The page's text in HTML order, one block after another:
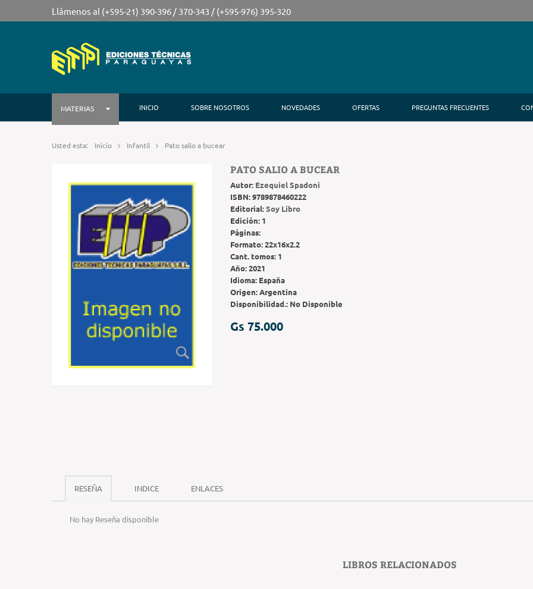
Llámenos al (+595-21) 390-396 / 370-343 / (+595-976) 395-320
MATERIAS INICIO SOBRE NOSOTROS NOVEDADES OFERTAS PREGUNTAS FRECUENTES
Usted esta: Inicio Infantil Pato salio a bucear
PATO SALIO A BUCEAR
Autor: Ezequiel Spadoni
ISBN:9789878460222
Editorial:Soy Libro
Edición: 1
Páginas:
Formato:22x16x2.2
Cant. tomos: 1
Año:2021
Idioma: España
Origen:Argentina
Disponibilidad.: No Disponible
Gs 75.000
RESEÑA INDICE ENLACES
No hay Reseña disponible
LIBROS RELACIONADOS